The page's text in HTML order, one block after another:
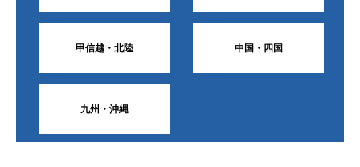
甲信越・北陸 中国・四国
九州・沖縄